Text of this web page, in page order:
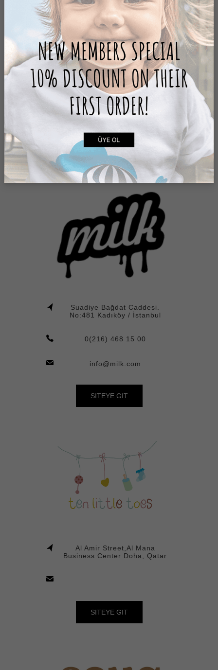
Suadiye Bağdat Caddesi.
No:481 Kadıköy / İstanbul
0(216) 468 15 00
info@mersinmarina.com
SITEYE GIT
Suadiye Bağdat Caddesi.
No:481 Kadıköy / İstanbul
0(216) 468 15 00
info@milk.com
SITEYE GIT
Al Amir Street,Al Mana
Business Center Doha, Qatar
SITEYE GIT